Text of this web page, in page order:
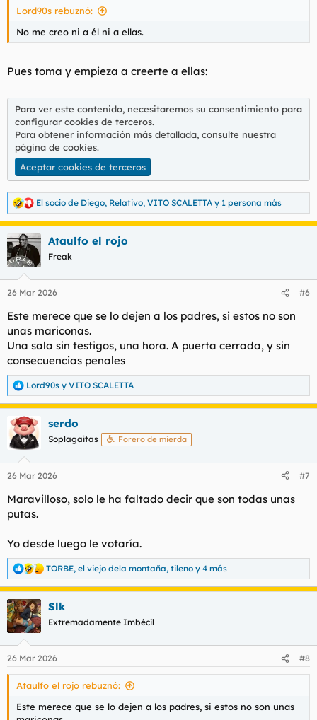
Lord90s rebuznó:
No me creo ni a él ni a ellas.
Pues toma y empieza a creerte a ellas:
Para ver este contenido, necesitaremos su consentimiento para
configurar cookies de terceros.
Para obtener información más detallada, consulte nuestra
página de cookies.
Aceptar cookies de terceros
R
e
a
c
c
i
e
:
El socio de Diego, Relativo, VITO SCALETTA y 1 persona más
Ataulfo el rojo
Freak
26 Mar 2026 #6
Este merece que se lo dejen a los padres, si estos no son
unas mariconas.
Una sala sin testigos, una hora. A puerta cerrada, y sin
consecuencias penales
R
e
a
c
c
i
e
:
Lord90s y VITO SCALETTA
serdo
Soplagaitas Forero de mierda
26 Mar 2026 #7
Maravilloso, solo le ha faltado decir que son todas unas
putas.
Yo desde luego le votaría.
R
e
a
c
c
i
e
s
TORBE, el viejo dela montaña, tileno y 4 más
Slk
Extremadamente Imbécil
26 Mar 2026 #8
Ataulfo el rojo rebuznó:
Este merece que se lo dejen a los padres, si estos no son unas